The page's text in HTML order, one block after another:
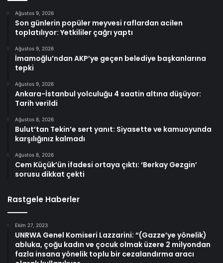
Ağustos 9, 2026
Son günlerin popüler meyvesi raflardan acilen
toplatılıyor: Yetkililer çağrı yaptı
Ağustos 9, 2026
İmamoğlu’ndan AKP’ye geçen belediye başkanlarına
tepki
Ağustos 9, 2026
Ankara-İstanbul yolculuğu 4 saatin altına düşüyor:
Tarih verildi
Ağustos 8, 2026
Bulut’tan Tekin’e sert yanıt: Siyasette ve kamuoyunda
karşılığınız kalmadı
Ağustos 8, 2026
Cem Küçük’ün ifadesi ortaya çıktı: ‘Berkay Gezgin’
sorusu dikkat çekti
Rastgele Haberler
Ekim 27, 2023
UNRWA Genel Komiseri Lazzarini: “(Gazze’ye yönelik)
abluka, çoğu kadın ve çocuk olmak üzere 2 milyondan
fazla insana yönelik toplu bir cezalandırma aracı